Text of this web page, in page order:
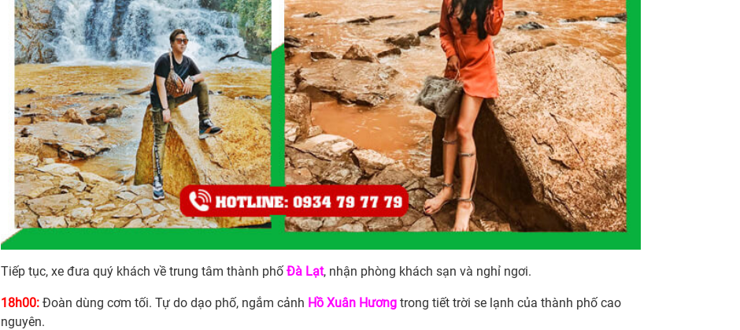
Tiếp tục, xe đưa quý khách về trung tâm thành phốĐà Lạt, nhận phòng khách sạn và nghỉ ngơi.
18h00: Đoàn dùng cơm tối. Tự do dạo phố, ngắm cảnh Hồ Xuân Hương trong tiết trời se lạnh của thành phố cao
nguyên.